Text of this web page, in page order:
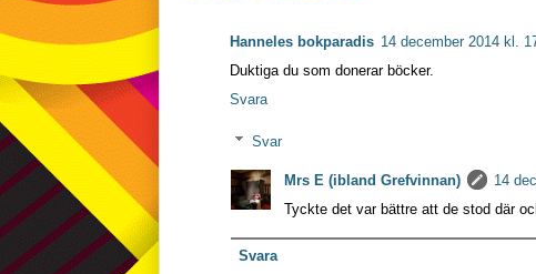
Hanneles bokparadis 14 december 2014 kl.
Duktiga du som donerar böcker.
Svara
Svar
Mrs E (ibland Grefvinnan)
14
Tyckte det var bättre att de stod där
Svara